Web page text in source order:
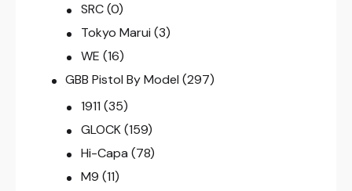
SRC (0)
Tokyo Marui (3)
WE (16)
GBB Pistol By Model (297)
1911 (35)
GLOCK (159)
Hi-Capa (78)
M9 (11)